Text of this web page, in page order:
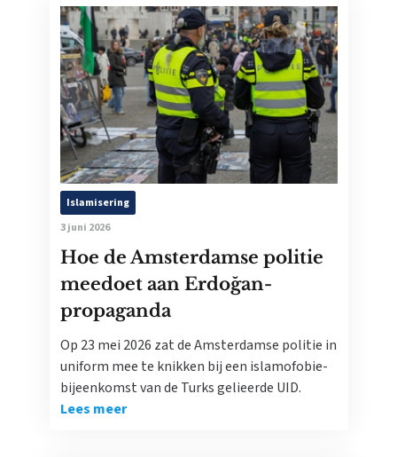
Islamisering
3 juni 2026
Hoe de Amsterdamse politie
meedoet aan Erdoğan-
propaganda
Op 23 mei 2026 zat de Amsterdamse politie in
uniform mee te knikken bij een islamofobie-
bijeenkomst van de Turks gelieerde UID.
Lees meer